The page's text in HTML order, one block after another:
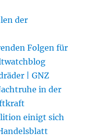
der
Folgen für
| GNZ
in der
einigt sich